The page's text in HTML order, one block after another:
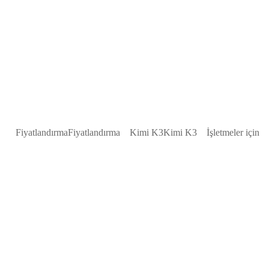
FiyatlandırmaFiyatlandırma Kimi K3Kimi K3 İşletmeler için